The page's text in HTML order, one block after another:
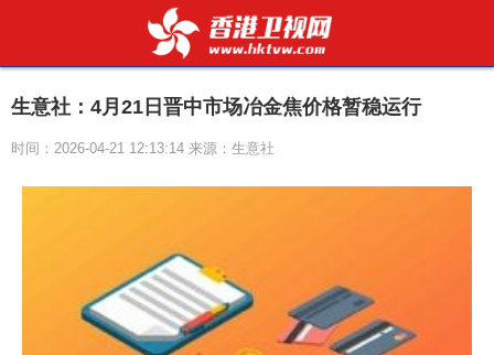
生意社：4月21日晋中市场冶金焦价格暂稳运行
时间：2026-04-21 12:13:14 来源：生意社